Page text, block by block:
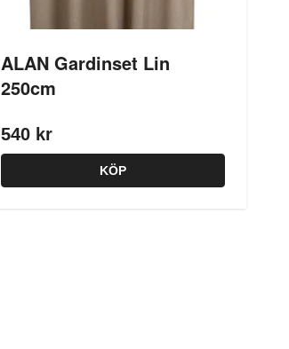
ALAN Gardinset Lin
250cm
540 kr
KÖP